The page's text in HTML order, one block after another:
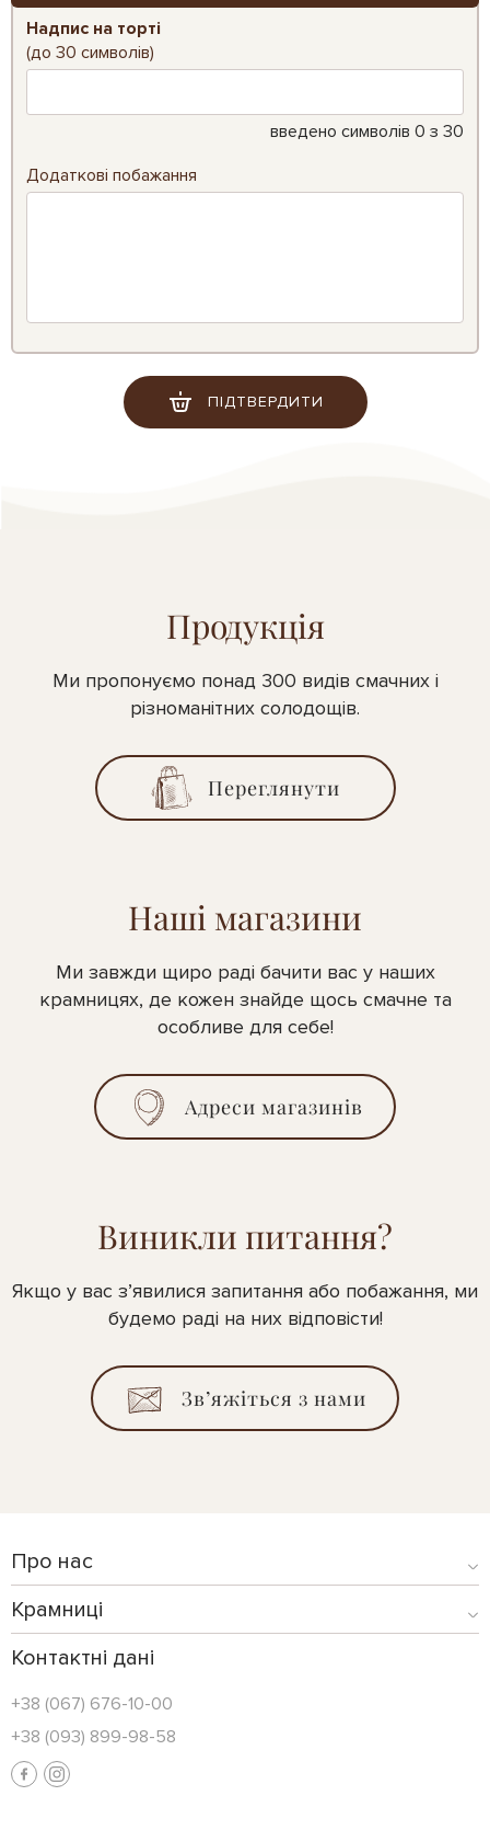
Надпис на торті
(до 30 символів)
введено символів 0 з 30
Додаткові побажання
ПІДТВЕРДИТИ
Продукція
Ми пропонуємо понад 300 видів смачних і
різноманітних солодощів.
Переглянути
Наші магазини
Ми завжди щиро раді бачити вас у наших
крамницях, де кожен знайде щось смачне та
особливе для себе!
Адреси магазинів
Виникли питання?
Якщо у вас з’явилися запитання або побажання, ми
будемо раді на них відповісти!
Зв’яжіться з нами
Про нас
Крамниці
Контактні дані
+38 (067) 676-10-00
+38 (093) 899-98-58